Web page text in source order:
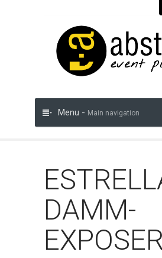
Menu - Main navigation
DAMM-